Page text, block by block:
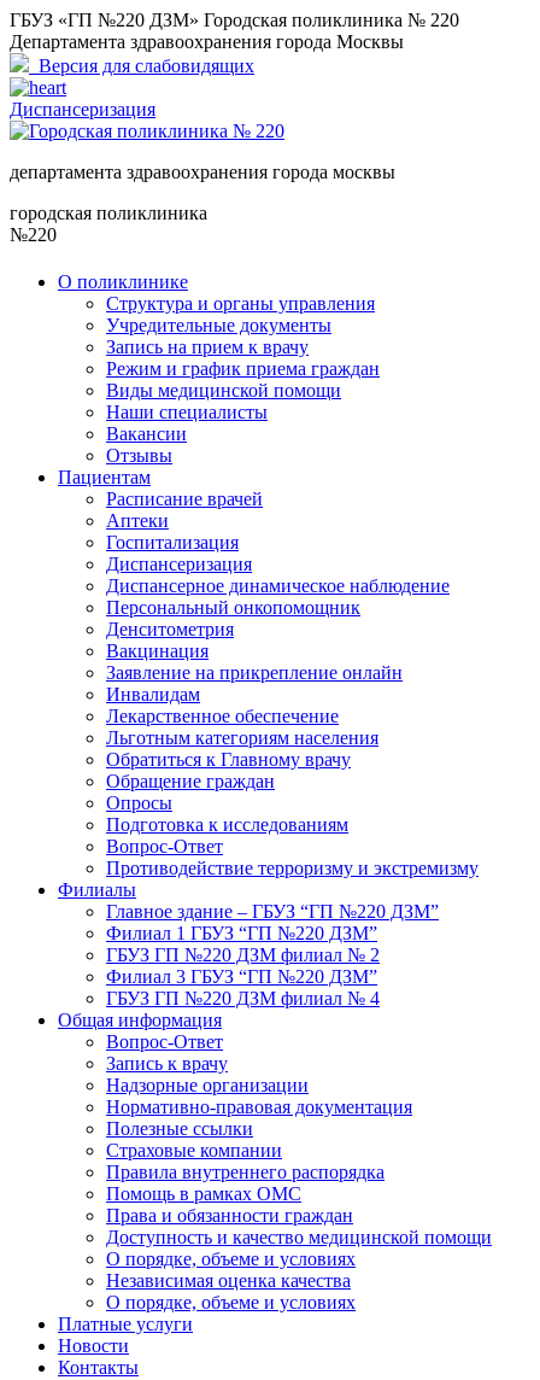
ГБУЗ «ГП №220 ДЗМ» Городская поликлиника № 220
Департамента здравоохранения города Москвы
Версия для слабовидящих
Диспансеризация
департамента здравоохранения города москвы
городская поликлиника
№220
О поликлинике
Структура и органы управления
Учредительные документы
Запись на прием к врачу
Режим и график приема граждан
Виды медицинской помощи
Наши специалисты
Вакансии
Отзывы
Пациентам
Расписание врачей
Аптеки
Госпитализация
Диспансеризация
Диспансерное динамическое наблюдение
Персональный онкопомощник
Денситометрия
Вакцинация
Заявление на прикрепление онлайн
Инвалидам
Лекарственное обеспечение
Льготным категориям населения
Обратиться к Главному врачу
Обращение граждан
Опросы
Подготовка к исследованиям
Вопрос-Ответ
Противодействие терроризму и экстремизму
Филиалы
Главное здание – ГБУЗ “ГП №220 ДЗМ”
Филиал 1 ГБУЗ “ГП №220 ДЗМ”
ГБУЗ ГП №220 ДЗМ филиал № 2
Филиал 3 ГБУЗ “ГП №220 ДЗМ”
ГБУЗ ГП №220 ДЗМ филиал № 4
Общая информация
Вопрос-Ответ
Запись к врачу
Надзорные организации
Нормативно-правовая документация
Полезные ссылки
Страховые компании
Правила внутреннего распорядка
Помощь в рамках ОМС
Права и обязанности граждан
Доступность и качество медицинской помощи
О порядке, объеме и условиях
Независимая оценка качества
О порядке, объеме и условиях
Платные услуги
Новости
Контакты